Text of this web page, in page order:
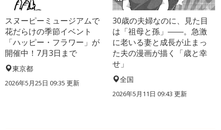
スヌーピーミュージアムで
花だらけの季節イベント
「ハッピー・フラワー」が
開催中！7月3日まで
東京都
2026年5月25日 09:35 更新
30歳の夫婦なのに、見た目
は「祖母と孫」――。急激
に老いる妻と成長が止まっ
た夫の漫画が描く「歳と幸
せ」
全国
2026年5月11日 09:43 更新